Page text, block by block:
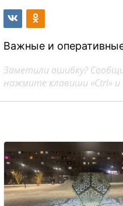
Важные и
Заметили ошибку?
нажмите клавиши «Ctrl» и